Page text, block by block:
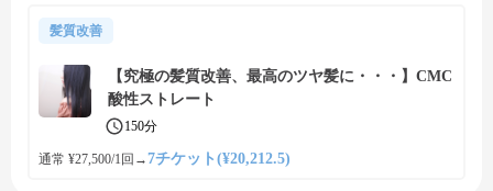
髪質改善
【究極の髪質改善、最高のツヤ髪に・・・】CMC
酸性ストレート
150分
通常 ¥27,500/1回 →7チケット(¥20,212.5)